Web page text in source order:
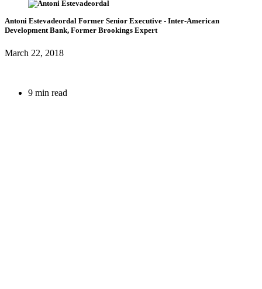
Antoni Estevadeordal Former Senior Executive - Inter-American
Development Bank, Former Brookings Expert
March 22, 2018
9 min read